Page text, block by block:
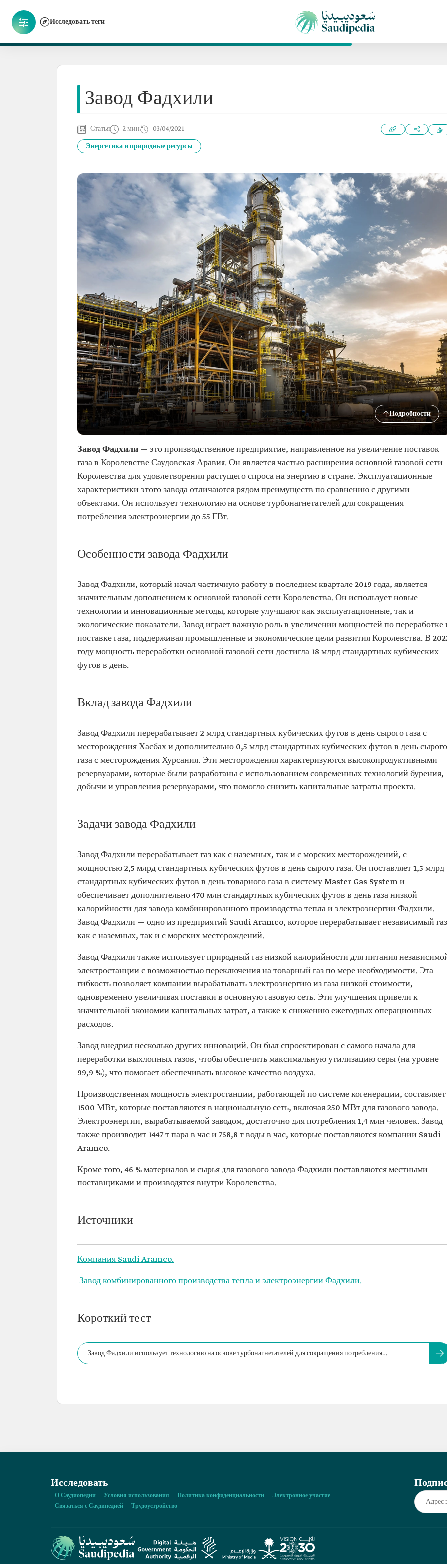
Исследовать теги
Завод Фадхили
Статья 2 мин 03/04/2021
Энергетика и природные ресурсы
Подробности
Завод Фадхили — это производственное предприятие, направленное на увеличение поставок
газа в Королевстве Саудовская Аравия. Он является частью расширения основной газовой сети
Королевства для удовлетворения растущего спроса на энергию в стране. Эксплуатационные
характеристики этого завода отличаются рядом преимуществ по сравнению с другими
объектами. Он использует технологию на основе турбонагнетателей для сокращения
потребления электроэнергии до 55 ГВт.
Особенности завода Фадхили
Завод Фадхили, который начал частичную работу в последнем квартале 2019 года, является
значительным дополнением к основной газовой сети Королевства. Он использует новые
технологии и инновационные методы, которые улучшают как эксплуатационные, так и
экологические показатели. Завод играет важную роль в увеличении мощностей по переработке
поставке газа, поддерживая промышленные и экономические цели развития Королевства. В
году мощность переработки основной газовой сети достигла 18 млрд стандартных кубических
футов в день.
Вклад завода Фадхили
Завод Фадхили перерабатывает 2 млрд стандартных кубических футов в день сырого газа с
месторождения Хасбах и дополнительно 0,5 млрд стандартных кубических футов в день сырого
газа с месторождения Хурсания. Эти месторождения характеризуются высокопродуктивными
резервуарами, которые были разработаны с использованием современных технологий бурения,
добычи и управления резервуарами, что помогло снизить капитальные затраты проекта.
Задачи завода Фадхили
Завод Фадхили перерабатывает газ как с наземных, так и с морских месторождений, с
мощностью 2,5 млрд стандартных кубических футов в день сырого газа. Он поставляет 1,5 млрд
стандартных кубических футов в день товарного газа в систему Master Gas System и
обеспечивает дополнительно 470 млн стандартных кубических футов в день газа низкой
калорийности для завода комбинированного производства тепла и электроэнергии Фадхили.
Завод Фадхили — одно из предприятий Saudi Aramco, которое перерабатывает независимый газ
как с наземных, так и с морских месторождений.
Завод Фадхили также использует природный газ низкой калорийности для питания
электростанции с возможностью переключения на товарный газ по мере необходимости. Эта
гибкость позволяет компании вырабатывать электроэнергию из газа низкой стоимости,
одновременно увеличивая поставки в основную газовую сеть. Эти улучшения привели к
значительной экономии капитальных затрат, а также к снижению ежегодных операционных
расходов.
Завод внедрил несколько других инноваций. Он был спроектирован с самого начала для
переработки выхлопных газов, чтобы обеспечить максимальную утилизацию серы (на уровне
99,9 %), что помогает обеспечивать высокое качество воздуха.
Производственная мощность электростанции, работающей по системе когенерации, составляет
1500 МВт, которые поставляются в национальную сеть, включая 250 МВт для газового завода.
Электроэнергии, вырабатываемой заводом, достаточно для потребления 1,4 млн человек. Завод
также производит 1447 т пара в час и 768,8 т воды в час, которые поставляются компании Saudi
Aramco.
Кроме того, 46 % материалов и сырья для газового завода Фадхили поставляются местными
поставщиками и производятся внутри Королевства.
Источники
Компания Saudi Aramco.
Завод комбинированного производства тепла и электроэнергии Фадхили.
Короткий тест
Завод Фадхили использует технологию на основе турбонагнетателей для сокращения потребления
Исследовать
О Саудиопедии Условия использования Политика конфиденциальности
Электронное участие
Связаться с Саудипедией
Трудоустройство